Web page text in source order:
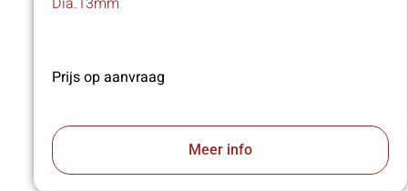
Prijs op aanvraag
Meer info